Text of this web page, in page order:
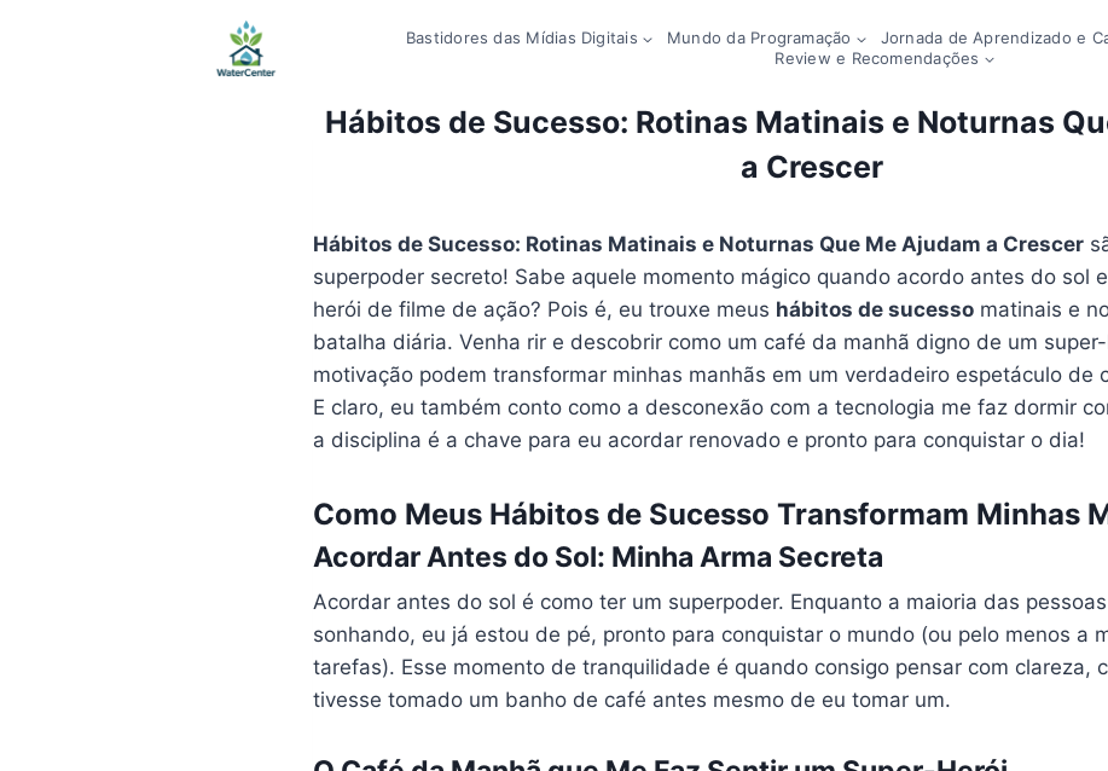
Bastidores das Mídias Digitais Mundo da Programação Jornada de Aprendizado e
Review e Recomendações
Hábitos de Sucesso: Rotinas Matinais e Noturnas
a Crescer
Hábitos de Sucesso: Rotinas Matinais e Noturnas Que Me Ajudam a Crescer
superpoder secreto! Sabe aquele momento mágico quando acordo antes do sol
herói de filme de ação? Pois é, eu trouxe meus hábitos de sucesso matinais e
batalha diária. Venha rir e descobrir como um café da manhã digno de um
motivação podem transformar minhas manhãs em um verdadeiro espetáculo de
E claro, eu também conto como a desconexão com a tecnologia me faz dormir
a disciplina é a chave para eu acordar renovado e pronto para conquistar o dia!
Como Meus Hábitos de Sucesso Transformam Minhas
Acordar Antes do Sol: Minha Arma Secreta
Acordar antes do sol é como ter um superpoder. Enquanto a maioria das
sonhando, eu já estou de pé, pronto para conquistar o mundo (ou pelo menos a
tarefas). Esse momento de tranquilidade é quando consigo pensar com clareza,
tivesse tomado um banho de café antes mesmo de eu tomar um.